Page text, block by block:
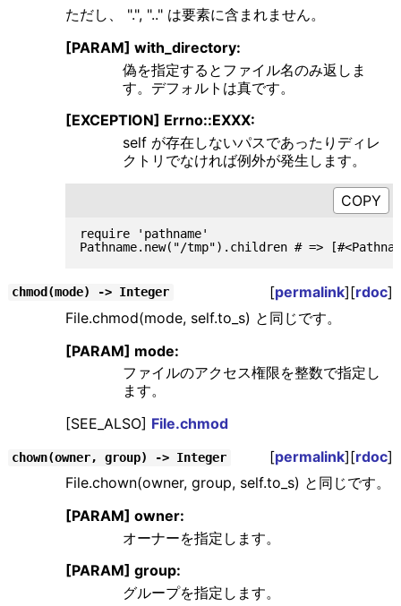
ただし、 ".", ".." は要素に含まれません。
[PARAM] with_directory:
偽を指定するとファイル名のみ返しま
す。デフォルトは真です。
[EXCEPTION] Errno::EXXX:
self が存在しないパスであったりディレ
クトリでなければ例外が発生します。
require 'pathname'
chmod(mode) -> Integer [permalink][rdoc]
File.chmod(mode, self.to_s) と同じです。
[PARAM] mode:
ファイルのアクセス権限を整数で指定し
ます。
[SEE_ALSO] File.chmod
chown(owner, group) -> Integer [permalink][rdoc]
File.chown(owner, group, self.to_s) と同じです。
[PARAM] owner:
オーナーを指定します。
[PARAM] group:
グループを指定します。